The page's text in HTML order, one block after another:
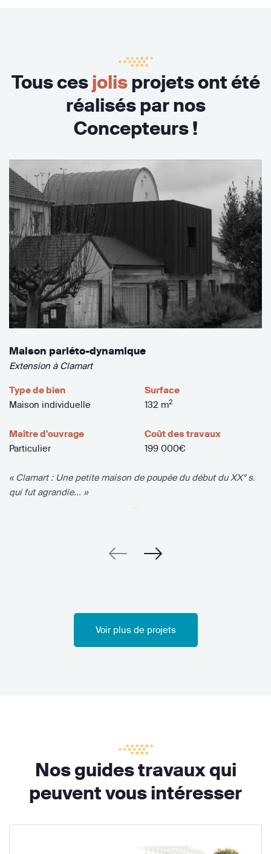
Tous cesjolisprojets ont été
réalisés par nos
Concepteurs !
Maison pariéto-dynamique
Extension à Clamart
Type de bien
Maison individuelle
Surface
132 m2
Maître d'ouvrage
Particulier
Coût des travaux
199 000€
« Clamart : Une petite maison de poupée du début du XX° s.
qui fut agrandie... »
Voir plus de projets
Nos guides travaux qui
peuvent vous intéresser